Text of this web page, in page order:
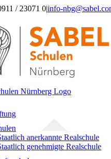
/ 23071 0|info-
anerkannte Realschule
genehmigte Realschule